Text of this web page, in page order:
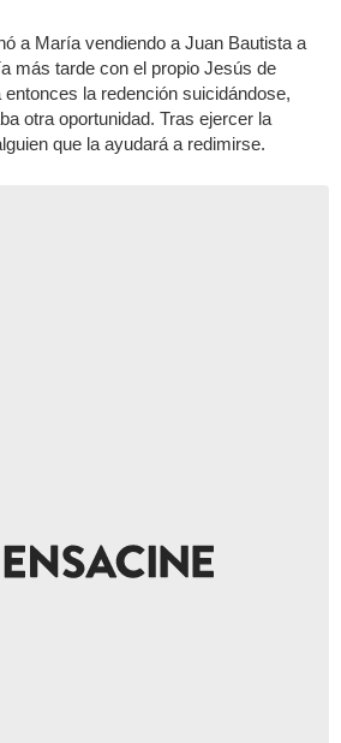
a María vendiendo a Juan Bautista a
más tarde con el propio Jesús de
la redención suicidándose,
otra oportunidad. Tras ejercer la
que la ayudará a redimirse.